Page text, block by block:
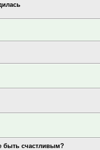
быть счастливым?